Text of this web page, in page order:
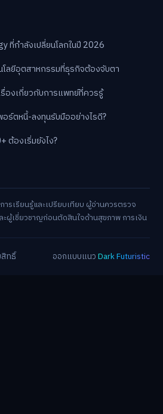
ที่กำลังเปลี่ยนโลกในปี 2026
ลยีอุตสาหกรรมที่ธุรกิจต้องจับตา
องเกี่ยวกับการแพทย์ที่ควรรู้
ร์ตหนี้-ลงทุนรับมืออย่างไรดี?
ต้องเริ่มยังไง?
รเรียนรู้และเปรียบเทียบ ผู้อ่านควรตรวจ
ผู้เชี่ยวชาญก่อนตัดสินใจด้านสุขภาพ การเงิน
สิทธิ์
ออกแบบแนวDark Futuristic